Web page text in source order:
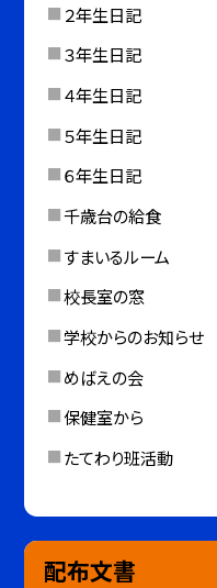
２年生日記
３年生日記
４年生日記
５年生日記
６年生日記
千歳台の給食
すまいるルーム
校長室の窓
学校からのお知らせ
めばえの会
保健室から
たてわり班活動
配布文書